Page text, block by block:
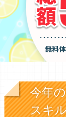
今年
スキ